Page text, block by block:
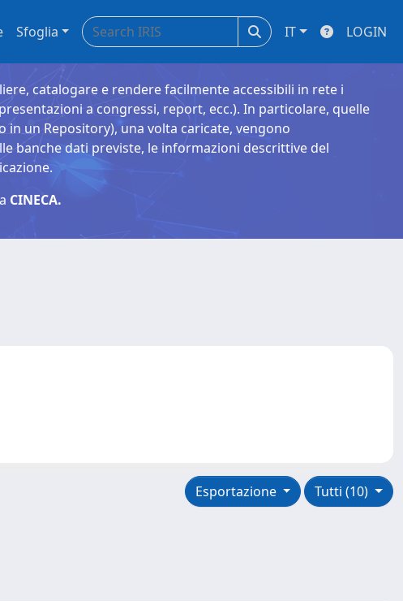
Sfoglia IT LOGIN
catalogare e rendere facilmente accessibili in rete i
a congressi, report, ecc.). In particolare, quelle
un Repository), una volta caricate, vengono
banche dati previste, le informazioni descrittive del
CINECA.
Tutti (10)
Esportazione